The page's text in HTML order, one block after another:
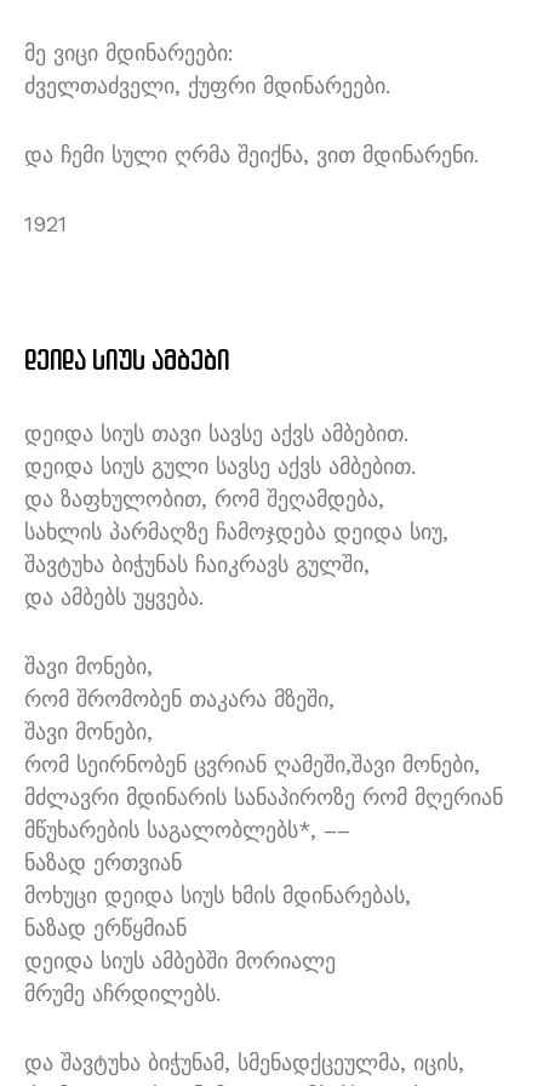
მე ვიცი მდინარეები:
ძველთაძველი, ქუფრი მდინარეები.
და ჩემი სული ღრმა შეიქნა, ვით მდინარენი.
1921
დეიდა სიუს ამბები
დეიდა სიუს თავი სავსე აქვს ამბებით.
დეიდა სიუს გული სავსე აქვს ამბებით.
და ზაფხულობით, რომ შეღამდება,
სახლის პარმაღზე ჩამოჯდება დეიდა სიუ,
შავტუხა ბიჭუნას ჩაიკრავს გულში,
და ამბებს უყვება.
შავი მონები,
რომ შრომობენ თაკარა მზეში,
შავი მონები,
რომ სეირნობენ ცვრიან ღამეში,შავი მონები,
მძლავრი მდინარის სანაპიროზე რომ მღერიან
მწუხარების საგალობლებს*, ­––
ნაზად ერთვიან
მოხუცი დეიდა სიუს ხმის მდინარებას,
ნაზად ერწყმიან
დეიდა სიუს ამბებში მორიალე
მრუმე აჩრდილებს.
და შავტუხა ბიჭუნამ, სმენადქცეულმა, იცის,